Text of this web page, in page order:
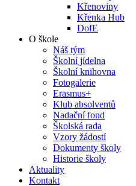
Křenoviny
Křenka Hub
DofE
O škole
Náš tým
Školní jídelna
Školní knihovna
Fotogalerie
Erasmus+
Klub absolventů
Nadační fond
Školská rada
Vzory žádostí
Dokumenty školy
Historie školy
Aktuality
Kontakt